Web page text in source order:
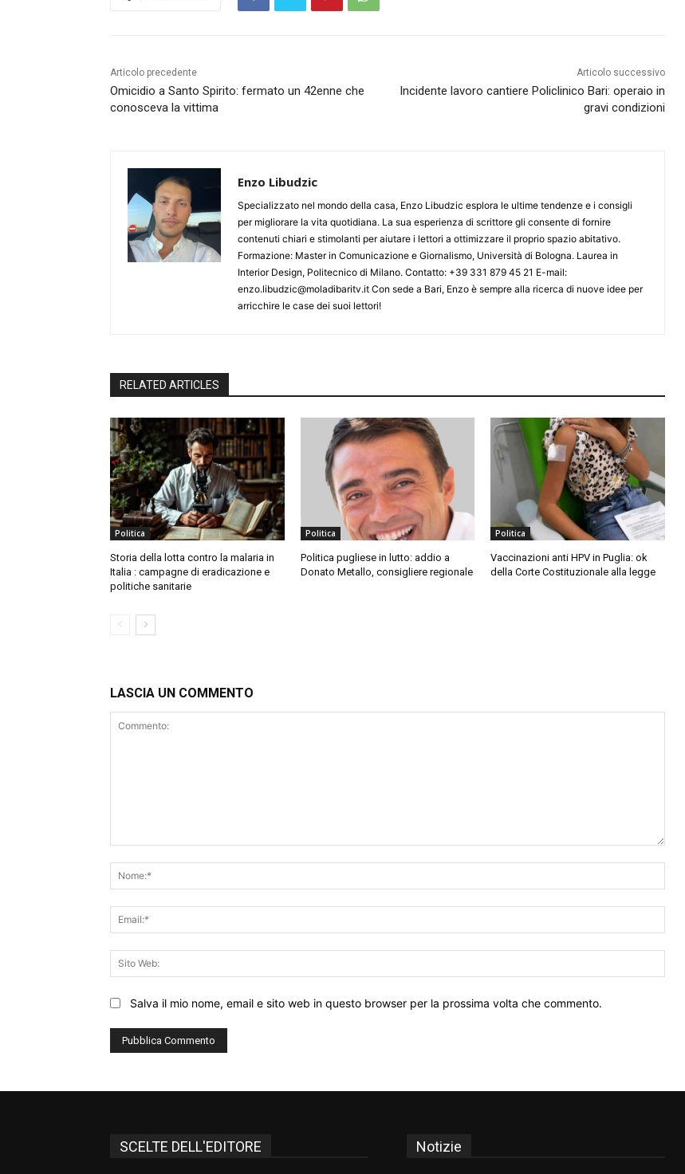
Articolo precedente
Omicidio a Santo Spirito: fermato un 42enne che
conosceva la vittima
Articolo successivo
Incidente lavoro cantiere Policlinico Bari: operaio in
gravi condizioni
Enzo Libudzic
Specializzato nel mondo della casa, Enzo Libudzic esplora le ultime tendenze e i consigli
per migliorare la vita quotidiana. La sua esperienza di scrittore gli consente di fornire
contenuti chiari e stimolanti per aiutare i lettori a ottimizzare il proprio spazio abitativo.
Formazione: Master in Comunicazione e Giornalismo, Università di Bologna. Laurea in
Interior Design, Politecnico di Milano. Contatto: +39 331 879 45 21 E-mail:
enzo.libudzic@moladibaritv.it Con sede a Bari, Enzo è sempre alla ricerca di nuove idee per
arricchire le case dei suoi lettori!
RELATED ARTICLES
Politica
Storia della lotta contro la malaria in
Italia : campagne di eradicazione e
politiche sanitarie
Politica
Politica pugliese in lutto: addio a
Donato Metallo, consigliere regionale
Politica
Vaccinazioni anti HPV in Puglia: ok
della Corte Costituzionale alla legge
LASCIA UN COMMENTO
Web:
Salva il mio nome, email e sito web in questo browser per la prossima volta che commento.
SCELTE DELL'EDITORE Notizie